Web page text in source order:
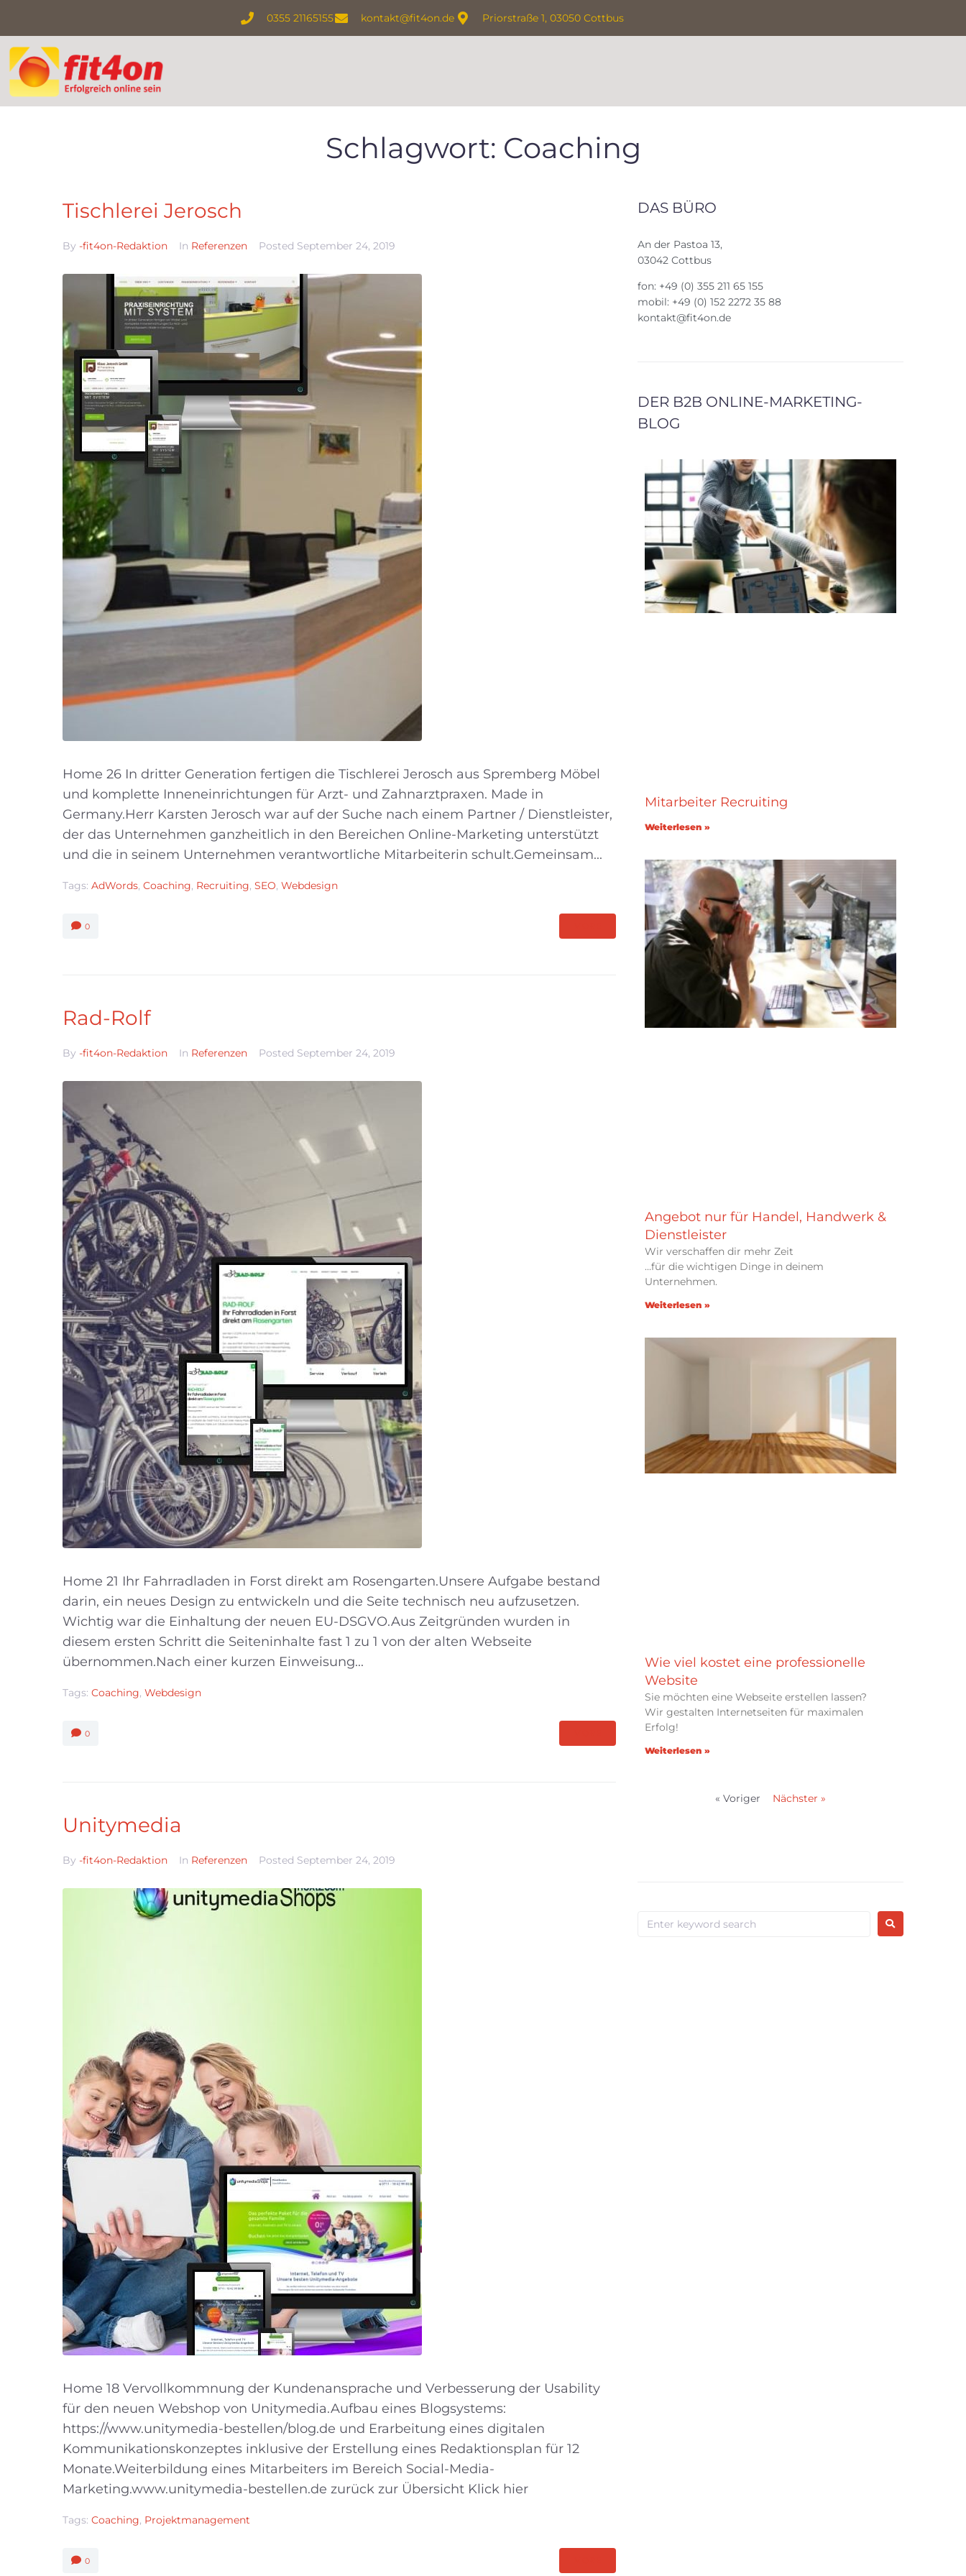
0355 21165155 kontakt@fit4on.de Priorstraße 1, 03050 Cottbus
Schlagwort: Coaching
Tischlerei Jerosch
By -fit4on-Redaktion In Referenzen Posted September 24, 2019
Home 26 In dritter Generation fertigen die Tischlerei Jerosch aus Spremberg Möbel
und komplette Inneneinrichtungen für Arzt- und Zahnarztpraxen. Made in
Germany.Herr Karsten Jerosch war auf der Suche nach einem Partner / Dienstleister,
der das Unternehmen ganzheitlich in den Bereichen Online-Marketing unterstützt
und die in seinem Unternehmen verantwortliche Mitarbeiterin schult.Gemeinsam...
Tags: AdWords, Coaching, Recruiting, SEO, Webdesign
0
Rad-Rolf
By -fit4on-Redaktion In Referenzen Posted September 24, 2019
Home 21 Ihr Fahrradladen in Forst direkt am Rosengarten.Unsere Aufgabe bestand
darin, ein neues Design zu entwickeln und die Seite technisch neu aufzusetzen.
Wichtig war die Einhaltung der neuen EU-DSGVO.Aus Zeitgründen wurden in
diesem ersten Schritt die Seiteninhalte fast 1 zu 1 von der alten Webseite
übernommen.Nach einer kurzen Einweisung...
Tags: Coaching, Webdesign
0
Unitymedia
By -fit4on-Redaktion In Referenzen Posted September 24, 2019
Home 18 Vervollkommnung der Kundenansprache und Verbesserung der Usability
für den neuen Webshop von Unitymedia.Aufbau eines Blogsystems:
https://www.unitymedia-bestellen/blog.de und Erarbeitung eines digitalen
Kommunikationskonzeptes inklusive der Erstellung eines Redaktionsplan für 12
Monate.Weiterbildung eines Mitarbeiters im Bereich Social-Media-
Marketing.www.unitymedia-bestellen.de zurück zur Übersicht Klick hier
Tags: Coaching, Projektmanagement
0
DAS BÜRO
An der Pastoa 13,
03042 Cottbus
fon: +49 (0) 355 211 65 155
mobil: +49 (0) 152 2272 35 88
kontakt@fit4on.de
DER B2B ONLINE-MARKETING-
BLOG
Mitarbeiter Recruiting
Weiterlesen »
Angebot nur für Handel, Handwerk &
Dienstleister
Wir verschaffen dir mehr Zeit
…für die wichtigen Dinge in deinem
Unternehmen.
Weiterlesen »
Wie viel kostet eine professionelle
Website
Sie möchten eine Webseite erstellen lassen?
Wir gestalten Internetseiten für maximalen
Erfolg!
Weiterlesen »
« Voriger Nächster »